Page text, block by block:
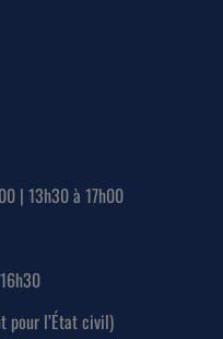
| 13h30 à 17h00
pour l’État civil)